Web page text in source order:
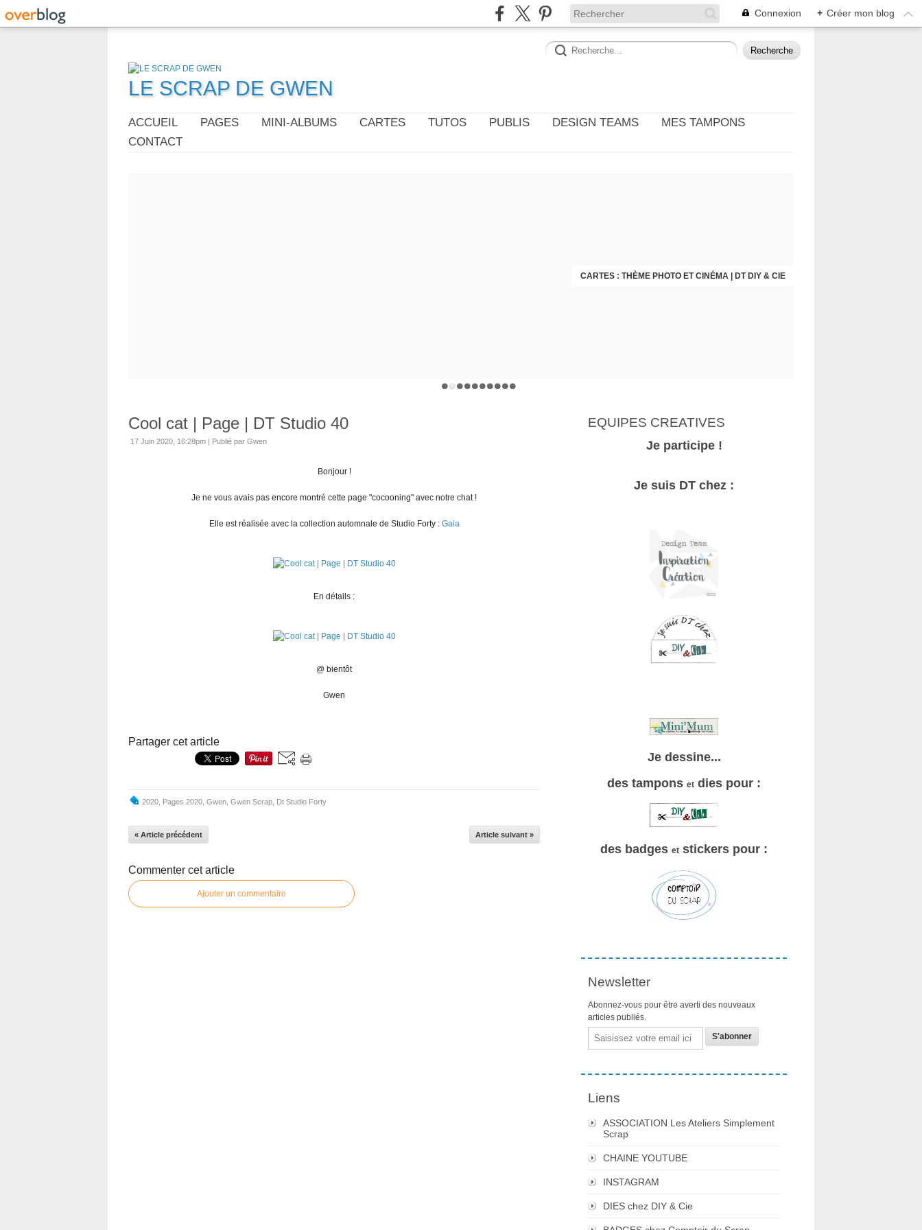
Connexion + Créer mon blog
LE SCRAP DE GWEN
ACCUEIL PAGES MINI-ALBUMS CARTES TUTOS PUBLIS DESIGN TEAMS
MES TAMPONS
CONTACT
CARTES : THÈME PHOTO ET CINÉMA | DT DIY & CIE
Cool cat | Page | DT Studio 40
17 Juin 2020, 16:28pm | Publié par Gwen
Bonjour !
Je ne vous avais pas encore montré cette page "cocooning" avec notre chat !
Elle est réalisée avec la collection automnale de Studio Forty : Gaia
En détails :
@ bientôt
Gwen
Partager cet article
2020 Pages 2020 Gwen Gwen Scrap Dt Studio Forty
« Article précédent Article suivant »
Commenter cet article
Ajouter un commentaire
EQUIPES CREATIVES
Je participe !
Je suis DT chez :
Je dessine...
des tampons et dies pour :
des badges et stickers pour :
Newsletter
Abonnez-vous pour être averti des nouveaux
articles publiés.
Email
Liens
ASSOCIATION Les Ateliers Simplement
Scrap
CHAINE YOUTUBE
INSTAGRAM
DIES chez DIY & Cie